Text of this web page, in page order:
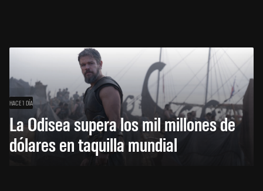
HACE 1 DÍA
La Odisea supera los mil millones de
dólares en taquilla mundial